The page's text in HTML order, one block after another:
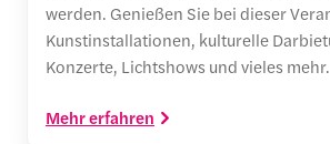
werden. Genießen Sie bei dieser
Kunstinstallationen, kulturelle
Konzerte, Lichtshows und vieles mehr.
Mehr erfahren